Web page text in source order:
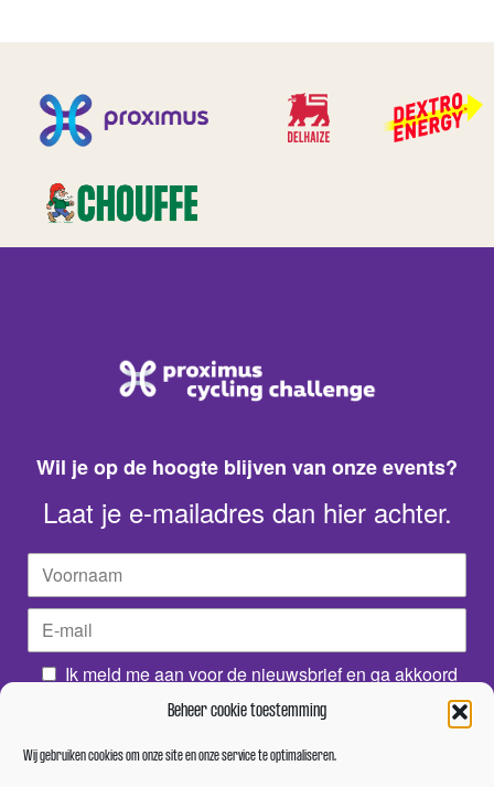
Beheer cookie toestemming
Wij gebruiken cookies om onze site en onze service te optimaliseren.
Wil je op de hoogte blijven van onze events?
Laat je e-mailadres dan hier achter.
Ik meld me aan voor de nieuwsbrief en ga akkoord
met het privacybeleid.
HOU ME OP DE HOOGTE